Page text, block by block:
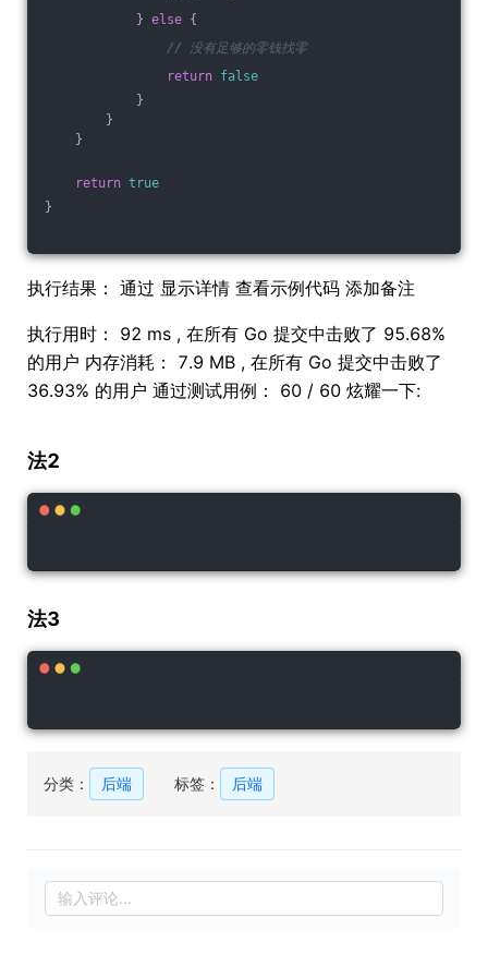
} else {
// 没有足够的零钱找零
return false
}
}
}
return true
}
执行结果： 通过 显示详情 查看示例代码 添加备注
执行用时： 92 ms , 在所有 Go 提交中击败了 95.68%
的用户 内存消耗： 7.9 MB , 在所有 Go 提交中击败了
36.93% 的用户 通过测试用例： 60 / 60 炫耀一下:
法2
法3
分类： 后端 标签： 后端